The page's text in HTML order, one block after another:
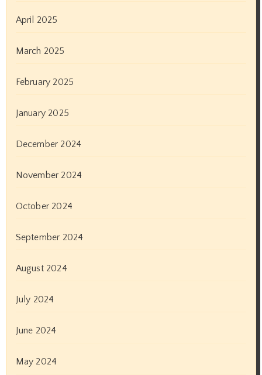
April 2025
March 2025
February 2025
January 2025
December 2024
November 2024
October 2024
September 2024
August 2024
July 2024
June 2024
May 2024